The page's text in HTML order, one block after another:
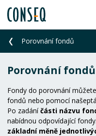
Porovnání fondů
Porovnání fondů
Fondy do porovnání
fondů nebo pomocí
Po zadáníčásti názvu
nabídnou odpovídající
základní měně